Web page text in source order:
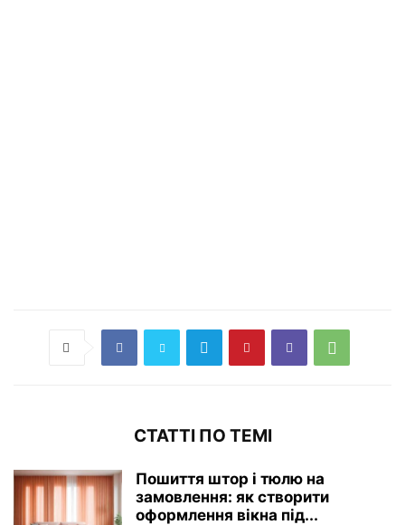
СТАТТІ ПО ТЕМІ
Пошиття штор і тюлю на
замовлення: як створити
оформлення вікна під...